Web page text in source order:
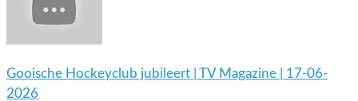
Gooische Hockeyclub jubileert | TV Magazine | 17-06-
2026